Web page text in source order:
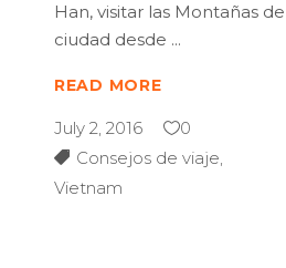
Han, visitar las Montañas
ciudad desde
READ MORE
July 2, 2016
0
Consejos de viaje,
Vietnam